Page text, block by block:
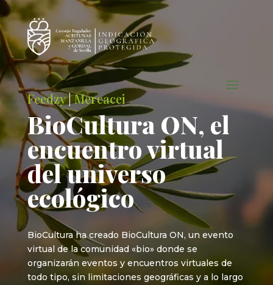
Feedzy|Mercacei
BioCultura ON, el
encuentro virtual
del universo
ecológico
BioCultura ha creado BioCultura ON, un evento
virtual de la comunidad «bio» donde se
organizarán eventos y encuentros virtuales de
todo tipo, sin limitaciones geográficas y a lo largo